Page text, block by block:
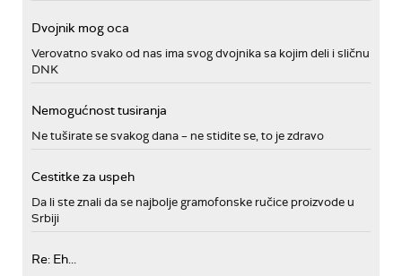
Dvojnik mog oca
Verovatno svako od nas ima svog dvojnika sa kojim deli i sličnu
DNK
Nemogućnost tusiranja
Ne tuširate se svakog dana – ne stidite se, to je zdravo
Cestitke za uspeh
Da li ste znali da se najbolje gramofonske ručice proizvode u
Srbiji
Re: Eh...